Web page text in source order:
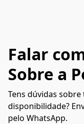
Falar
Sobre a
Tens dúvidas
disponibilidade?
pelo WhatsApp.